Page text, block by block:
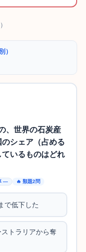
）
、世界の石炭産
シェア（占める
いるものはどれ
— 🔥 類題2問
で低下した
トラリアから奪